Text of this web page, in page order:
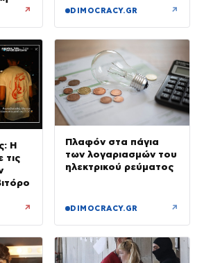
↗ DIMOCRACY.GR ↗
Η
τις
↗
Πλαφόν στα πάγια
των λογαριασμών του
ηλεκτρικού ρεύματος
DIMOCRACY.GR ↗